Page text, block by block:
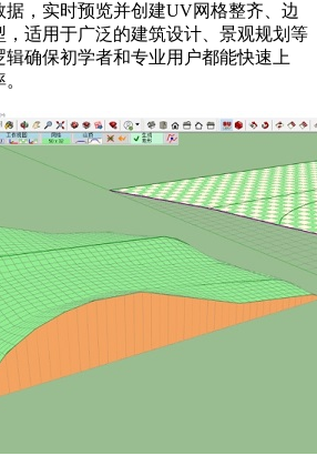
，实时预览并创建UV网格整齐、边
适用于广泛的建筑设计、景观规划等
确保初学者和专业用户都能快速上